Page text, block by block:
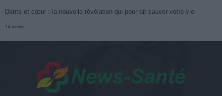
Dents et cœur : la nouvelle révélation qui pourrait sauver votre vie
1k views